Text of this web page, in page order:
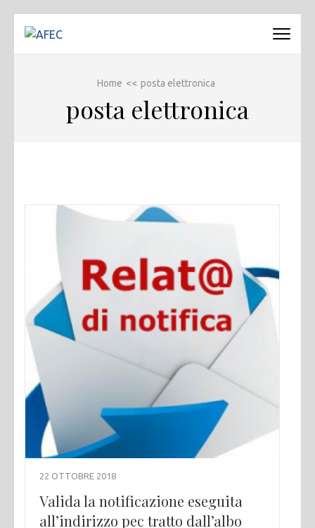
Home << posta elettronica
posta elettronica
22 OTTOBRE 2018
Valida la notificazione eseguita
all’indirizzo pec tratto dall’albo